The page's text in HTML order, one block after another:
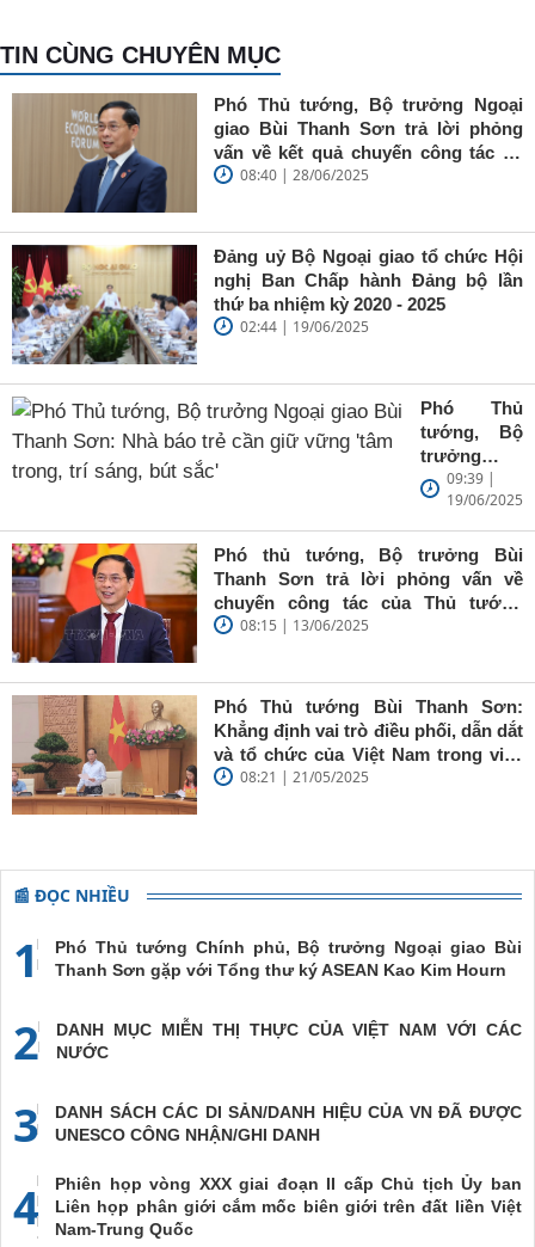
TIN CÙNG CHUYÊN MỤC
Phó Thủ tướng, Bộ trưởng Ngoại
giao Bùi Thanh Sơn trả lời phỏng
vấn về kết quả chuyến công tác tại
Trung Quốc của Thủ tướng Chính
08:40 | 28/06/2025
Đảng uỷ Bộ Ngoại giao tổ chức Hội
nghị Ban Chấp hành Đảng bộ lần
thứ ba nhiệm kỳ 2020 - 2025
02:44 | 19/06/2025
Phó Thủ
tướng, Bộ
trưởng
Ngoại giao
Bùi Thanh
Sơn: Nhà
báo trẻ cần
giữ vững
'tâm trong,
09:39 |
19/06/2025
Phó thủ tướng, Bộ trưởng Bùi
Thanh Sơn trả lời phỏng vấn về
chuyến công tác của Thủ tướng
Chính phủ đến Estonia, Pháp và
08:15 | 13/06/2025
Phó Thủ tướng Bùi Thanh Sơn:
Khẳng định vai trò điều phối, dẫn dắt
và tổ chức của Việt Nam trong việc
đề cao chủ nghĩa đa phương, đoàn
08:21 | 21/05/2025
📰 ĐỌC NHIỀU
1
Phó Thủ tướng Chính phủ, Bộ trưởng Ngoại giao Bùi
Thanh Sơn gặp với Tổng thư ký ASEAN Kao Kim Hourn
2
DANH MỤC MIỄN THỊ THỰC CỦA VIỆT NAM VỚI CÁC
NƯỚC
3
DANH SÁCH CÁC DI SẢN/DANH HIỆU CỦA VN ĐÃ ĐƯỢC
UNESCO CÔNG NHẬN/GHI DANH
4
Phiên họp vòng XXX giai đoạn II cấp Chủ tịch Ủy ban
Liên họp phân giới cắm mốc biên giới trên đất liền Việt
Nam-Trung Quốc